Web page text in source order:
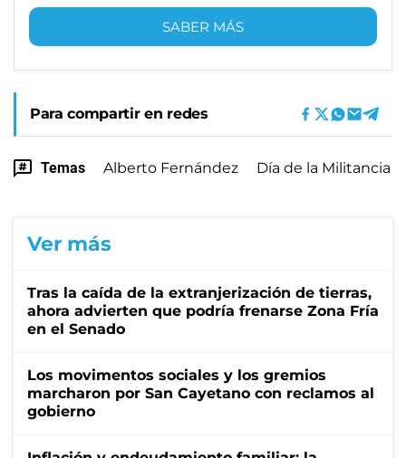
SABER MÁS
Para compartir en redes
Temas Alberto Fernández Día de la Militancia
Ver más
Tras la caída de la extranjerización de tierras,
ahora advierten que podría frenarse Zona Fría
en el Senado
Los movimentos sociales y los gremios
marcharon por San Cayetano con reclamos al
gobierno